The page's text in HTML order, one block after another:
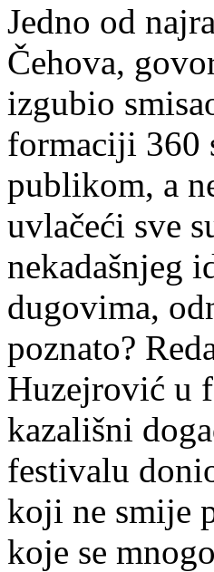
Jedno od
Čehova,
izgubio
formaciji 360
publikom, a
uvlačeći sve
nekadašnjeg
dugovima,
poznato?
Huzejrović u
kazališni
festivalu
koji ne smije
koje se